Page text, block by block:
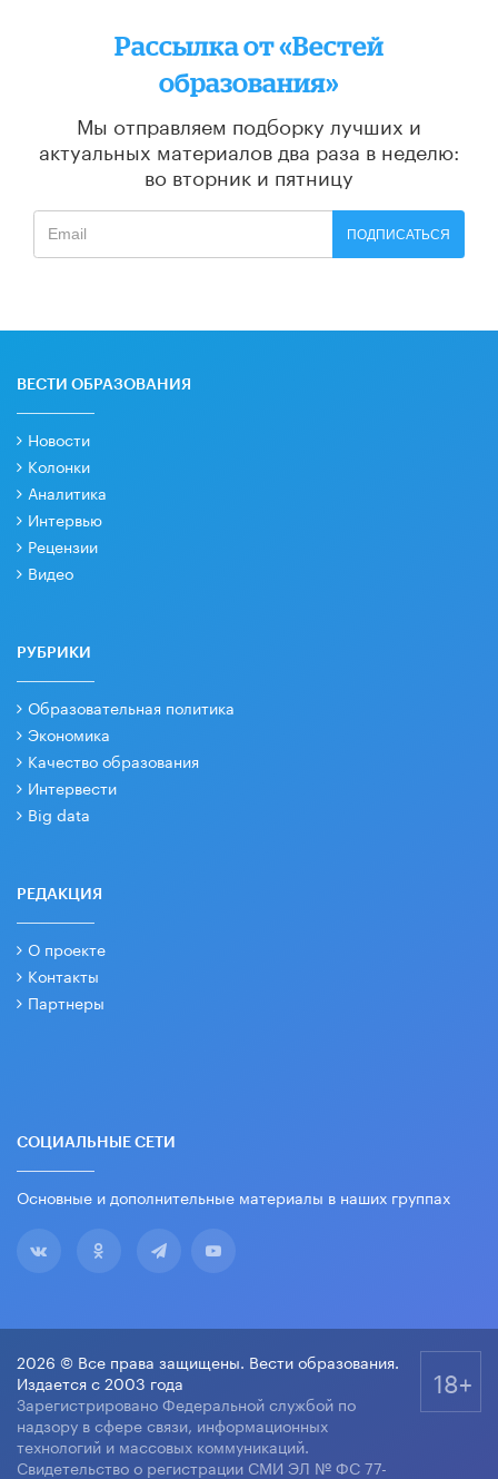
Рассылка от «Вестей
образования»
Мы отправляем подборку лучших и
актуальных материалов два раза в неделю:
во вторник и пятницу
ПОДПИСАТЬСЯ
ВЕСТИ ОБРАЗОВАНИЯ
Новости
Колонки
Аналитика
Интервью
Рецензии
Видео
РУБРИКИ
Образовательная политика
Экономика
Качество образования
Интервести
Big data
РЕДАКЦИЯ
О проекте
Контакты
Партнеры
СОЦИАЛЬНЫЕ СЕТИ
Основные и дополнительные материалы в наших группах
2026 © Все права защищены. Вести образования.
Издается с 2003 года
Зарегистрировано Федеральной службой по
надзору в сфере связи, информационных
технологий и массовых коммуникаций.
Свидетельство о регистрации СМИ ЭЛ № ФС 77-
18+